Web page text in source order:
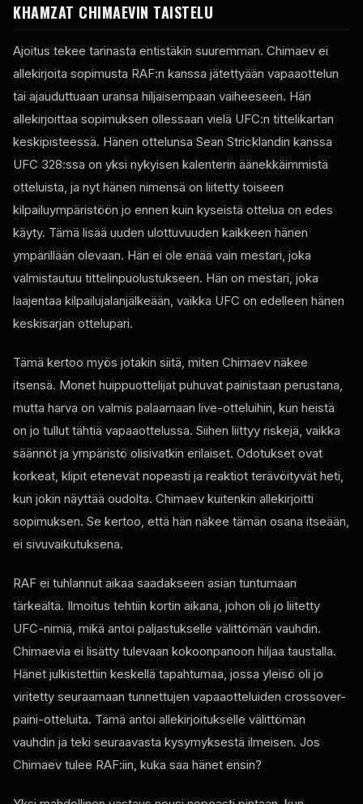
KHAMZAT CHIMAEVIN TAISTELU
Ajoitus tekee tarinasta entistäkin suuremman. Chimaev ei
allekirjoita sopimusta RAF:n kanssa jätettyään vapaaottelun
tai ajauduttuaan uransa hiljaisempaan vaiheeseen. Hän
allekirjoittaa sopimuksen ollessaan vielä UFC:n tittelikartan
keskipisteessä. Hänen ottelunsa Sean Stricklandin kanssa
UFC 328:ssa on yksi nykyisen kalenterin äänekkäimmistä
otteluista, ja nyt hänen nimensä on liitetty toiseen
kilpailuympäristöön jo ennen kuin kyseistä ottelua on edes
käyty. Tämä lisää uuden ulottuvuuden kaikkeen hänen
ympärillään olevaan. Hän ei ole enää vain mestari, joka
valmistautuu tittelinpuolustukseen. Hän on mestari, joka
laajentaa kilpailujalanjälkeään, vaikka UFC on edelleen hänen
keskisarjan ottelupari.
Tämä kertoo myös jotakin siitä, miten Chimaev näkee
itsensä. Monet huippuottelijat puhuvat painistaan ​​perustana,
mutta harva on valmis palaamaan live-otteluihin, kun heistä
on jo tullut tähtiä vapaaottelussa. Siihen liittyy riskejä, vaikka
säännöt ja ympäristö olisivatkin erilaiset. Odotukset ovat
korkeat, klipit etenevät nopeasti ja reaktiot terävöityvät heti,
kun jokin näyttää oudolta. Chimaev kuitenkin allekirjoitti
sopimuksen. Se kertoo, että hän näkee tämän osana itseään,
ei sivuvaikutuksena.
RAF ei tuhlannut aikaa saadakseen asian tuntumaan
tärkeältä. Ilmoitus tehtiin kortin aikana, johon oli jo liitetty
UFC-nimiä, mikä antoi paljastukselle välittömän vauhdin.
Chimaevia ei lisätty tulevaan kokoonpanoon hiljaa taustalla.
Hänet julkistettiin keskellä tapahtumaa, jossa yleisö oli jo
viritetty seuraamaan tunnettujen vapaaotteluiden crossover-
paini-otteluita. Tämä antoi allekirjoitukselle välittömän
vauhdin ja teki seuraavasta kysymyksestä ilmeisen. Jos
Chimaev tulee RAF:iin, kuka saa hänet ensin?